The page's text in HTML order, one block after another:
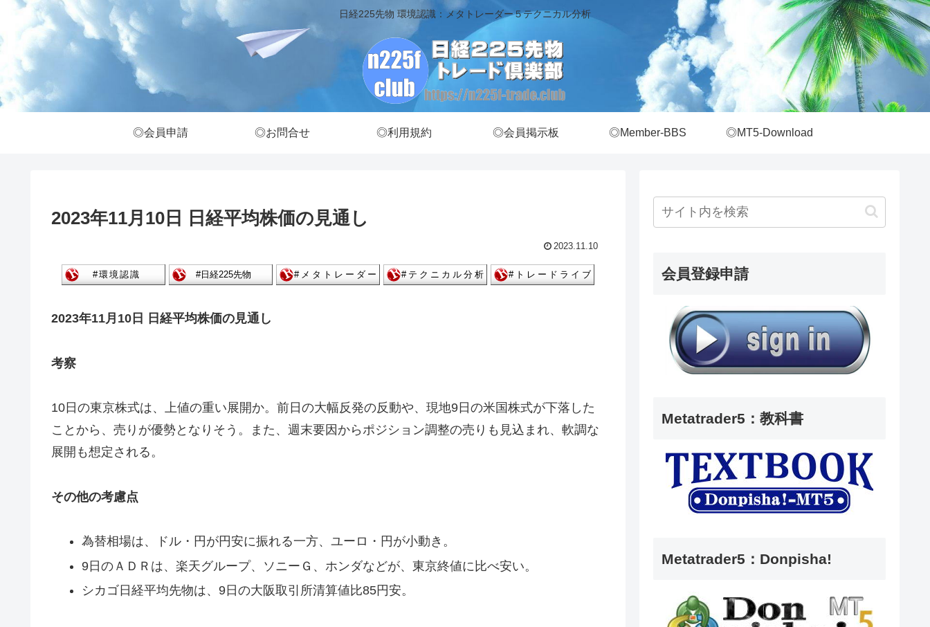
日経225先物 環境認識：メタトレーダー５テクニカル分析
◎会員申請 ◎お問合せ ◎利用規約 ◎会員掲示板 ◎Member-BBS ◎MT5-Download
2023年11月10日 日経平均株価の見通し
2023.11.10
2023年11月10日 日経平均株価の見通し
考察
10日の東京株式は、上値の重い展開か。前日の大幅反発の反動や、現地9日の米国株式が下落した
ことから、売りが優勢となりそう。また、週末要因からポジション調整の売りも見込まれ、軟調な
展開も想定される。
その他の考慮点
為替相場は、ドル・円が円安に振れる一方、ユーロ・円が小動き。
9日のＡＤＲは、楽天グループ、ソニーＧ、ホンダなどが、東京終値に比べ安い。
シカゴ日経平均先物は、9日の大阪取引所清算値比85円安。
会員登録申請
Metatrader5：教科書
Metatrader5：Donpisha!